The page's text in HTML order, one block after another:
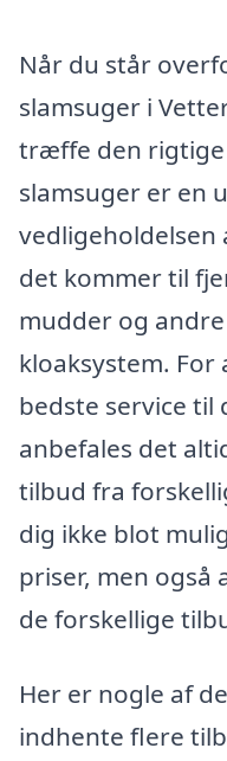
Når du står
slamsuger i
træffe den rigtige
slamsuger er en
det kommer til
mudder og
kloaksystem. For
bedste service til
anbefales det
tilbud fra
dig ikke blot
priser, men også
de forskellige
Her er nogle af
indhente flere